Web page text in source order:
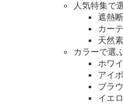
人気特集で
遮熱
カー
天然
カラーで選
ホワ
アイ
ブラ
イエ